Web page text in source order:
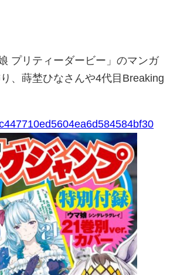
プリティーダービー」のマンガ
、蒔埜ひなさんや4代目Breaking